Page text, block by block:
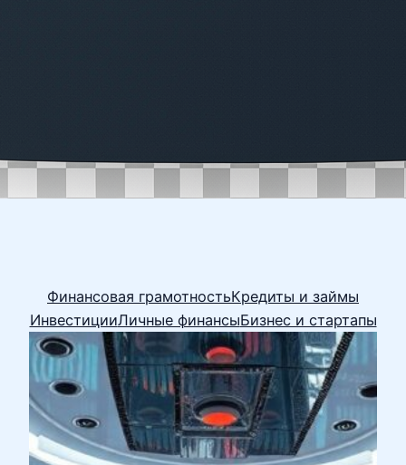
Финансовая грамотностьКредиты и займы
ИнвестицииЛичные финансыБизнес и стартапы